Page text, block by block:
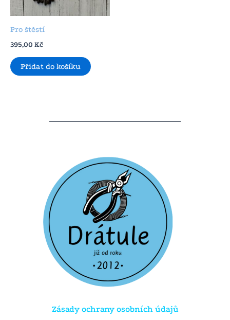
Pro štěstí
395,00 Kč
Přidat do košíku
Zásady ochrany osobních údajů